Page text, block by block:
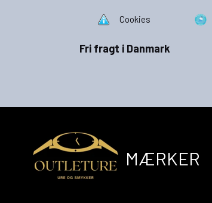
Cookies
Fri fragt i Danmark
MÆRKER